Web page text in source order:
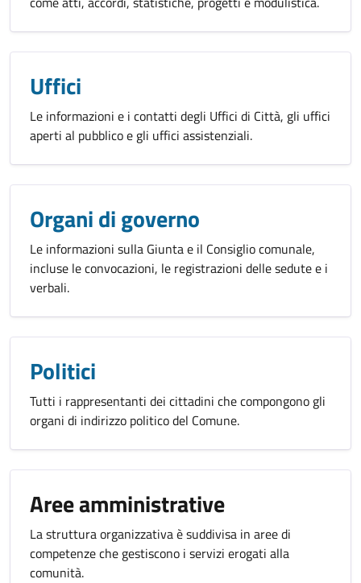
Uffici
Le informazioni e i contatti degli Uffici di Città, gli uffici
aperti al pubblico e gli uffici assistenziali.
Organi di governo
Le informazioni sulla Giunta e il Consiglio comunale,
incluse le convocazioni, le registrazioni delle sedute e i
verbali.
Politici
Tutti i rappresentanti dei cittadini che compongono gli
organi di indirizzo politico del Comune.
Aree amministrative
La struttura organizzativa è suddivisa in aree di
competenze che gestiscono i servizi erogati alla
comunità.